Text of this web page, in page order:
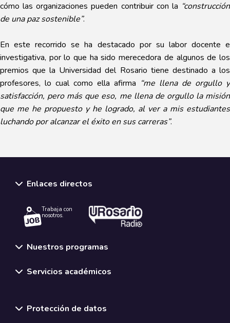
cómo las organizaciones pueden contribuir con la “construcción
de una paz sostenible”.
En este recorrido se ha destacado por su labor docente e
investigativa, por lo que ha sido merecedora de algunos de los
premios que la Universidad del Rosario tiene destinado a los
profesores, lo cual como ella afirma “me llena de orgullo y
satisfacción, pero más que eso, me llena de orgullo la misión
que me he propuesto y he logrado, al ver a mis estudiantes
luchando por alcanzar el éxito en sus carreras”.
Enlaces directos
Trabaja con
nosotros.
Nuestros programas
Servicios académicos
Protección de datos